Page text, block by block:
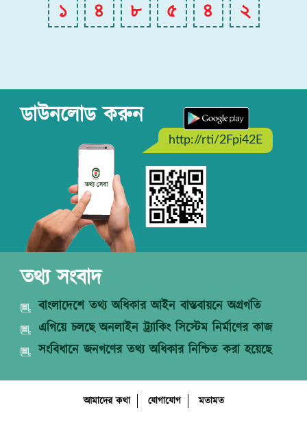
১ ৪ ৮ ৫ ৪ ২
ডাউনলোড করুন
http://rti/2Fpi42E
তথ্য সংবাদ
বাংলাদেশে তথ্য অধিকার আইন বাস্তবায়নে অগ্রগতি
এগিয়ে চলছে অনলাইন ট্র্যাকিং সিস্টেম নির্মাণের কাজ
সংবিধানে জনগণের তথ্য অধিকার নিশ্চিত করা হয়েছে
আমাদের কথা যোগাযোগ মতামত